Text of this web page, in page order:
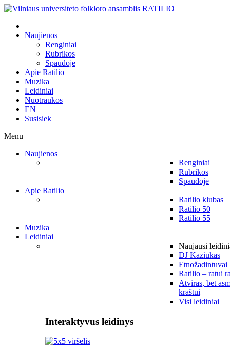
Naujienos
Renginiai
Rubrikos
Spaudoje
Apie Ratilio
Muzika
Leidiniai
Nuotraukos
EN
Susisiek
Menu
Naujienos
Renginiai
Rubrikos
Spaudoje
Apie Ratilio
Ratilio klubas
Ratilio 50
Ratilio 55
Muzika
Leidiniai
Naujausi
DJ Kaziukas
Etnožadintuvai
Ratilio – ratui
Atviras, bet
kraštui
Visi leidiniai
Interaktyvus leidinys